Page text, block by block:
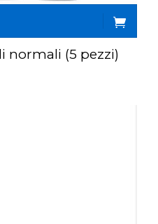
normali (5 pezzi)